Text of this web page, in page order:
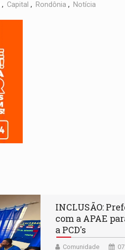
, Capital , Rondônia , Notícia
INCLUSÃO:
com a APAE
a PCD's
Comunidade